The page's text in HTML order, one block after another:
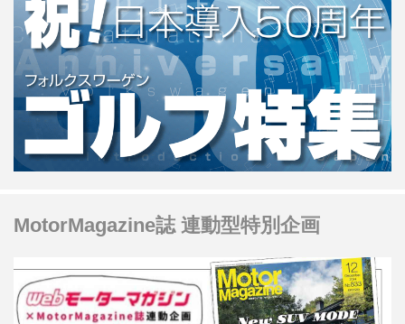
MotorMagazine誌 連動型特別企画